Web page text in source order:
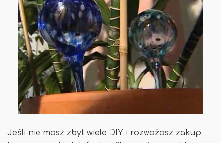
Jeśli nie masz zbyt wiele DIY i rozważasz zakup